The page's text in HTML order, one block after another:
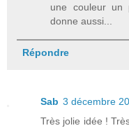
une couleur
donne aussi...
Répondre
Sab 3 décembre
Très jolie idée !